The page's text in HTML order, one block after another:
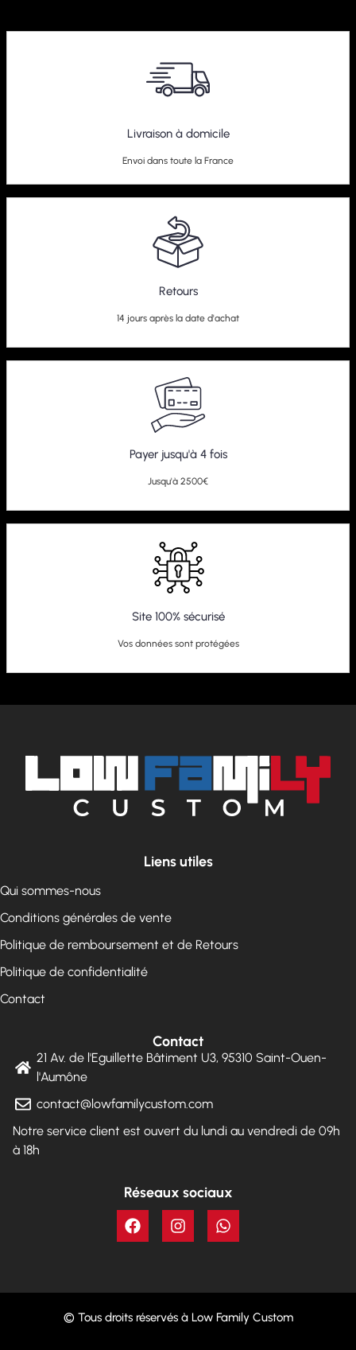
Livraison à domicile
Envoi dans toute la France
Retours
14 jours après la date d'achat
Payer jusqu'à 4 fois
Jusqu'à 2500€
Site 100% sécurisé
Vos données sont protégées
Liens utiles
Qui sommes-nous
Conditions générales de vente
Politique de remboursement et de Retours
Politique de confidentialité
Contact
Contact
21 Av. de l'Eguillette Bâtiment U3, 95310 Saint-Ouen-
l'Aumône
contact@lowfamilycustom.com
Notre service client est ouvert du lundi au vendredi de 09h
à 18h
Réseaux sociaux
© Tous droits réservés à Low Family Custom